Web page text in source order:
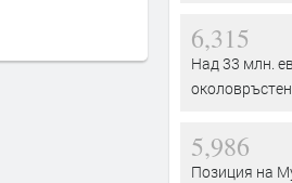
6,315
Над 33 млн.
5,986
Позиция на